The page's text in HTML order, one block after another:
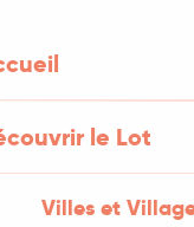
le Lot
Villes et
: